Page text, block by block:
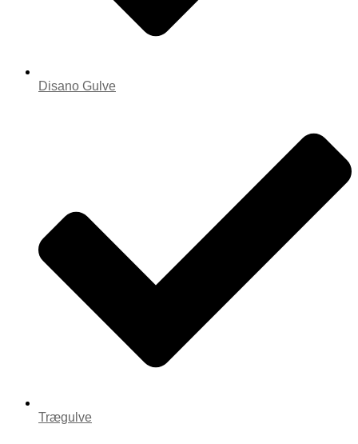
Disano Gulve
Trægulve